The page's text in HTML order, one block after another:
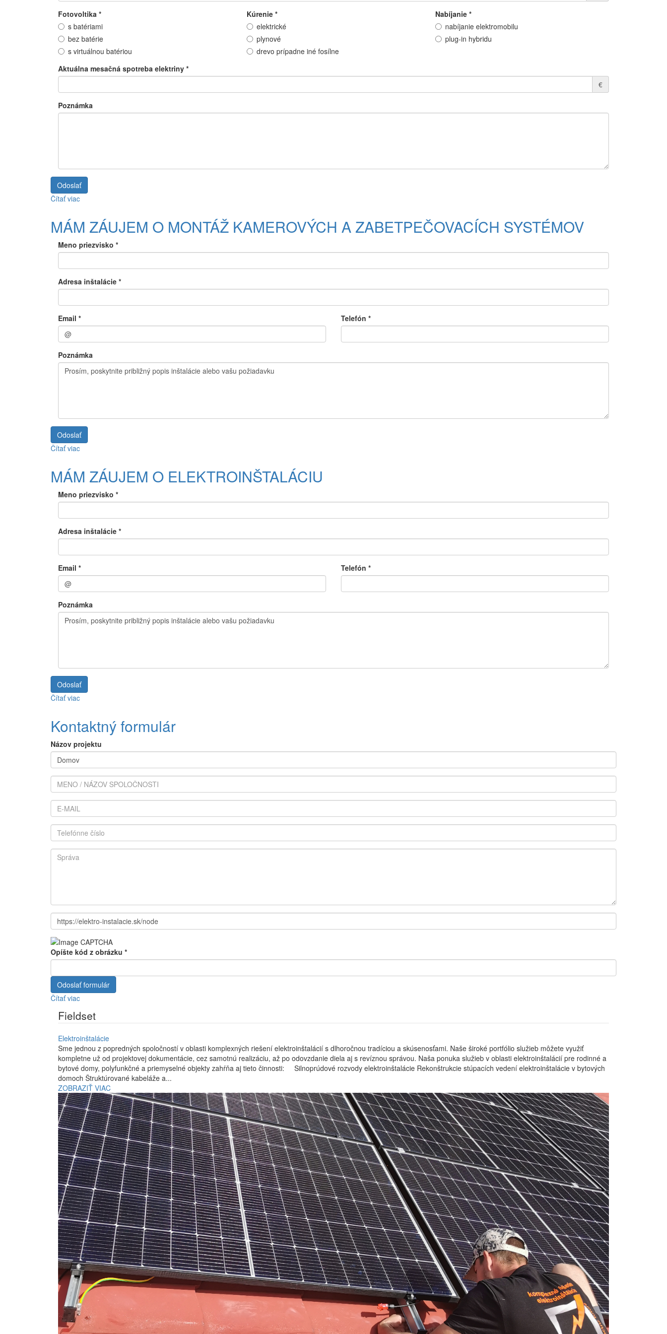
Fotovoltika *
s batériami
bez batérie
s virtuálnou batériou
Kúrenie *
elektrické
plynové
drevo prípadne iné fosílne
Nabíjanie *
nabíjanie elektromobilu
plug-in hybridu
Aktuálna mesačná spotreba elektriny *
€
Poznámka
Odoslať
Čítať viac
ZÁUJEM
O
MÁM ZÁUJEM O MONTÁŽ KAMEROVÝCH A ZABETPEČOVACÍCH SYSTÉMOV
Meno priezvisko *
Adresa inštalácie *
Email * Telefón *
Poznámka
Odoslať
Čítať viac
ZÁUJEM
O
KAMEROVÝCH
ZABETPEČOVACÍCH
SYSTÉMOV
MÁM ZÁUJEM O ELEKTROINŠTALÁCIU
Meno priezvisko *
Adresa inštalácie *
Email * Telefón *
Poznámka
Odoslať
Čítať viac
O
ELEKTROINŠTALÁCIU
Kontaktný formulár
Názov projektu
Meno
Názov
spoločnosti
E-
MAIL
Telefónne
číslo
Správa
URL
Opíšte kód z obrázku *
Odoslať formulár
Čítať viac
formulár
Fieldset
Elektroinštalácie
Sme jednou z popredných spoločností v oblasti komplexných riešení elektroinštalácií s dlhoročnou tradíciou a skúsenosťami. Naše široké portfólio služieb môžete využiť
kompletne už od projektovej dokumentácie, cez samotnú realizáciu, až po odovzdanie diela aj s revíznou správou. Naša ponuka služieb v oblasti elektroinštalácií pre rodinné a
bytové domy, polyfunkčné a priemyselné objekty zahŕňa aj tieto činnosti: Silnoprúdové rozvody elektroinštalácie Rekonštrukcie stúpacích vedení elektroinštalácie v bytových
domoch Štruktúrované kabeláže a...
ZOBRAZIŤ VIAC